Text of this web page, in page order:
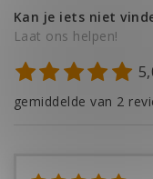
Kan je iets niet
Laat ons helpen!
gemiddelde van 2